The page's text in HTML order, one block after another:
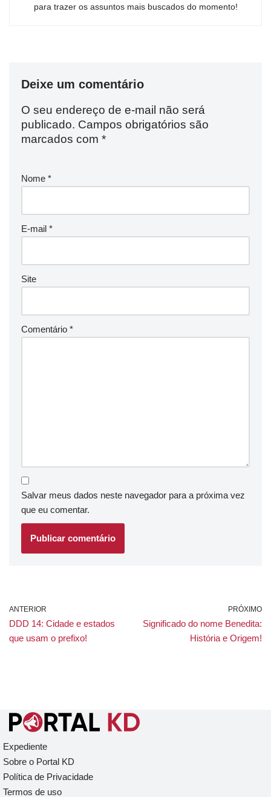
para trazer os assuntos mais buscados do momento!
Deixe um comentário
O seu endereço de e-mail não será
publicado. Campos obrigatórios são
marcados com *
Nome *
E-mail *
Site
Comentário *
Salvar meus dados neste navegador para a próxima vez
que eu comentar.
ANTERIOR
DDD 14: Cidade e estados
que usam o prefixo!
PRÓXIMO
Significado do nome Benedita:
História e Origem!
Expediente
Sobre o Portal KD
Política de Privacidade
Termos de uso